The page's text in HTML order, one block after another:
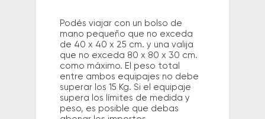
Podés viajar con un bolso de
mano pequeño que no exceda
de 40 x 40 x 25 cm. y una valija
que no exceda 80 x 80 x 30 cm.
como máximo. El peso total
entre ambos equipajes no debe
superar los 15 Kg. Si el equipaje
supera los límites de medida y
peso, es posible que debas